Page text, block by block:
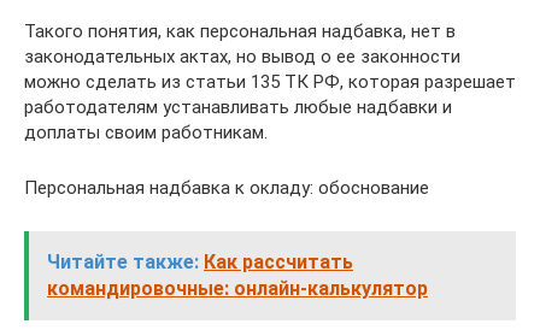
Такого понятия, как персональная надбавка, нет в
законодательных актах, но вывод о ее законности
можно сделать из статьи 135 ТК РФ, которая разрешает
работодателям устанавливать любые надбавки и
доплаты своим работникам.
Персональная надбавка к окладу: обоснование
Читайте также: Как рассчитать
командировочные: онлайн-калькулятор